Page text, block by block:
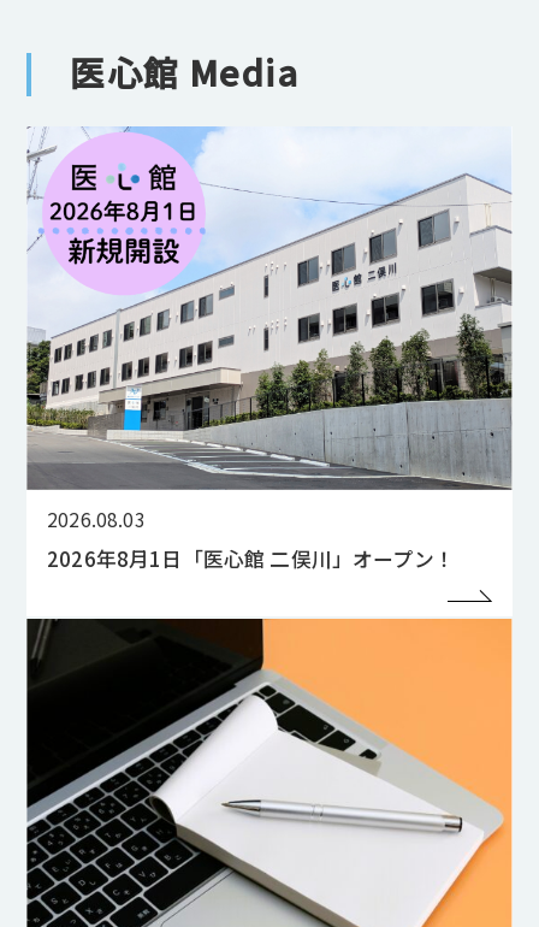
医心館 Media
2026.08.03
2026年8月1日「医心館 二俣川」オープン！